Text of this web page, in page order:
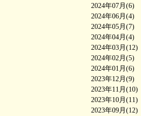
2024年07月(6)
2024年06月(4)
2024年05月(7)
2024年04月(4)
2024年03月(12)
2024年02月(5)
2024年01月(6)
2023年12月(9)
2023年11月(10)
2023年10月(11)
2023年09月(12)